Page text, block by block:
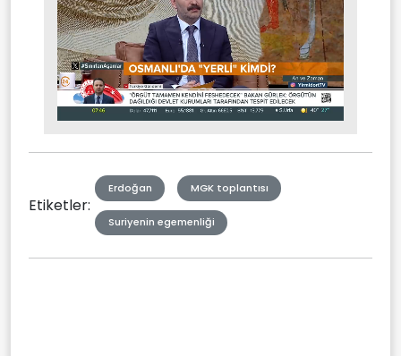
Mute Stream
Etiketler:
Erdoğan MGK toplantısı
Suriyenin egemenliği